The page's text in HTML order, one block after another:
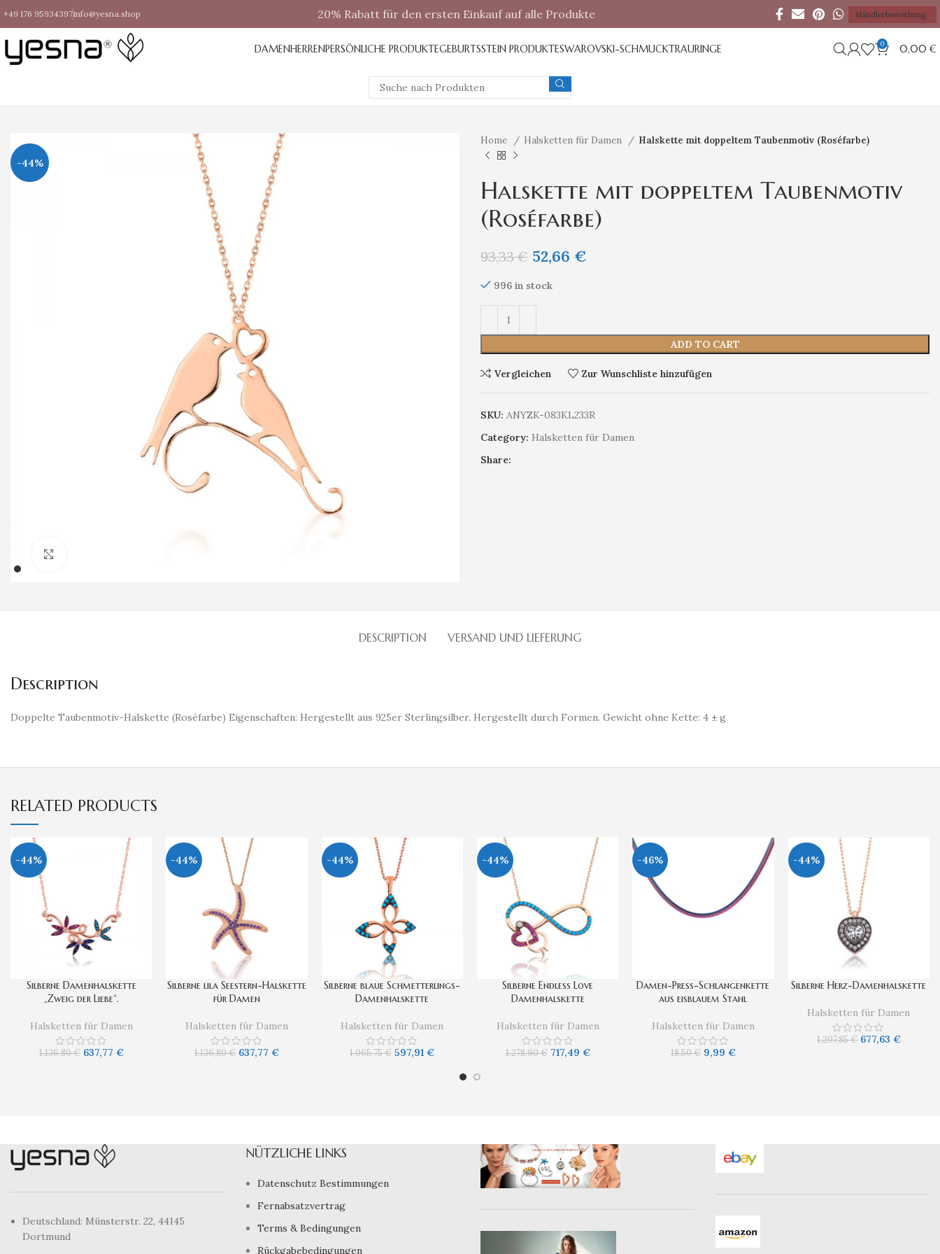
+49 176 95934397info@yesna.shop 20% Rabatt für den ersten Einkauf auf alle Produkte Händlerbewerbung
DAMENHERRENPERSÖNLICHE PRODUKTEGEBURTSSTEIN PRODUKTESWAROVSKI-SCHMUCKTRAURINGE 0 0,00 €
-44%
Home Halsketten für Damen Halskette mit doppeltem Taubenmotiv (Roséfarbe)
Halskette mit doppeltem Taubenmotiv
(Roséfarbe)
93,33€ 52,66 €
996 in stock
ADD TO CART
Vergleichen Zur Wunschliste hinzufügen
SKU: ANYZK-083KL233R
Category: Halsketten für Damen
Share:
DESCRIPTION VERSAND UND LIEFERUNG
Description
Doppelte Taubenmotiv-Halskette (Roséfarbe) Eigenschaften: Hergestellt aus 925er Sterlingsilber. Hergestellt durch Formen. Gewicht ohne Kette: 4 ± g
RELATED PRODUCTS
-44%
Silberne Damenhalskette
„Zweig der Liebe“.
Halsketten für Damen
1.136,80€ 637,77 €
-44%
Silberne lila Seestern-Halskette
für Damen
Halsketten für Damen
1.136,80€ 637,77 €
-44%
Silberne blaue Schmetterlings-
Damenhalskette
Halsketten für Damen
1.065,75€ 597,91€
-44%
Silberne Endless Love
Damenhalskette
Halsketten für Damen
1.278,90€ 717,49 €
-46%
Damen-Press-Schlangenkette
aus eisblauem Stahl
Halsketten für Damen
18,50€ 9,99 €
-44%
Silberne Herz-Damenhalskette
Halsketten für Damen
1.207,85€ 677,63 €
Deutschland: Münsterstr. 22, 44145
Dortmund
NÜTZLICHE LINKS
Datenschutz Bestimmungen
Fernabsatzvertrag
Terms & Bedingungen
Rückgabebedingungen